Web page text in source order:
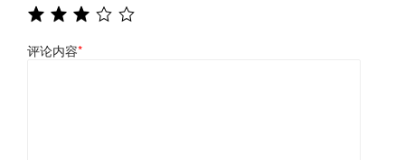
评论内容*